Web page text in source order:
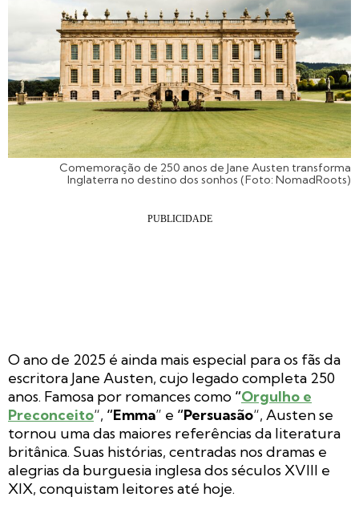
Comemoração de 250 anos de Jane Austen transforma
Inglaterra no destino dos sonhos (Foto: NomadRoots)
O ano de 2025 é ainda mais especial para os fãs da
escritora Jane Austen, cujo legado completa 250
anos. Famosa por romances como “Orgulho e
Preconceito“, “Emma” e “Persuasão“, Austen se
tornou uma das maiores referências da literatura
britânica. Suas histórias, centradas nos dramas e
alegrias da burguesia inglesa dos séculos XVIII e
XIX, conquistam leitores até hoje.